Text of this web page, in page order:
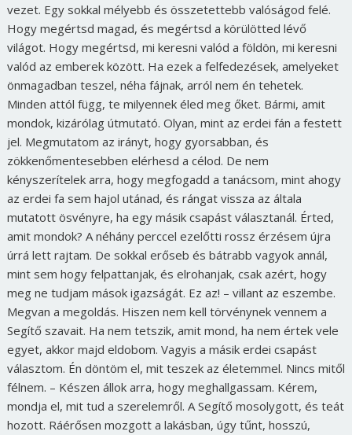
vezet. Egy sokkal mélyebb és összetettebb valóságod felé.
Hogy megértsd magad, és megértsd a körülötted lévő
világot. Hogy megértsd, mi keresni valód a földön, mi keresni
valód az emberek között. Ha ezek a felfedezések, amelyeket
önmagadban teszel, néha fájnak, arról nem én tehetek.
Minden attól függ, te milyennek éled meg őket. Bármi, amit
mondok, kizárólag útmutató. Olyan, mint az erdei fán a festett
jel. Megmutatom az irányt, hogy gyorsabban, és
zökkenőmentesebben elérhesd a célod. De nem
kényszerítelek arra, hogy megfogadd a tanácsom, mint ahogy
az erdei fa sem hajol utánad, és rángat vissza az általa
mutatott ösvényre, ha egy másik csapást választanál. Érted,
amit mondok? A néhány perccel ezelőtti rossz érzésem újra
úrrá lett rajtam. De sokkal erőseb és bátrabb vagyok annál,
mint sem hogy felpattanjak, és elrohanjak, csak azért, hogy
meg ne tudjam mások igazságát. Ez az! – villant az eszembe.
Megvan a megoldás. Hiszen nem kell törvénynek vennem a
Segítő szavait. Ha nem tetszik, amit mond, ha nem értek vele
egyet, akkor majd eldobom. Vagyis a másik erdei csapást
választom. Én döntöm el, mit teszek az életemmel. Nincs mitől
félnem. – Készen állok arra, hogy meghallgassam. Kérem,
mondja el, mit tud a szerelemről. A Segítő mosolygott, és teát
hozott. Ráérősen mozgott a lakásban, úgy tűnt, hosszú,